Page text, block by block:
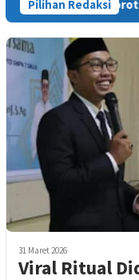
Pilihan Redaksi
Disorot, Saldi Desak
31 Maret 2026
Viral Ritual